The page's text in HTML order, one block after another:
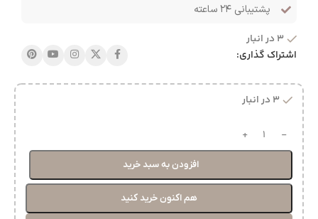
پشتیبانی ۲۴ ساعته
3 در انبار
اشتراک گذاری:
3 در انبار
افزودن به سبد خرید
هم اکنون خرید کنید